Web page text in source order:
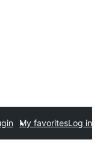
My favoritesLog in